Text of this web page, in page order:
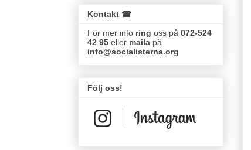
Kontakt ☎
För mer info ring oss på 072-524
42 95 eller maila på
info@socialisterna.org
Följ oss!